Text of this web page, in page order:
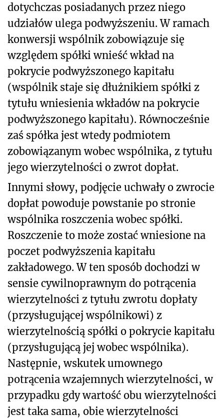
dotychczas posiadanych przez niego
udziałów ulega podwyższeniu. W ramach
konwersji wspólnik zobowiązuje się
względem spółki wnieść wkład na
pokrycie podwyższonego kapitału
(wspólnik staje się dłużnikiem spółki z
tytułu wniesienia wkładów na pokrycie
podwyższonego kapitału). Równocześnie
zaś spółka jest wtedy podmiotem
zobowiązanym wobec wspólnika, z tytułu
jego wierzytelności o zwrot dopłat.
Innymi słowy, podjęcie uchwały o zwrocie
dopłat powoduje powstanie po stronie
wspólnika roszczenia wobec spółki.
Roszczenie to może zostać wniesione na
poczet podwyższenia kapitału
zakładowego. W ten sposób dochodzi w
sensie cywilnoprawnym do potrącenia
wierzytelności z tytułu zwrotu dopłaty
(przysługującej wspólnikowi) z
wierzytelnością spółki o pokrycie kapitału
(przysługującą jej wobec wspólnika).
Następnie, wskutek umownego
potrącenia wzajemnych wierzytelności, w
przypadku gdy wartość obu wierzytelności
jest taka sama, obie wierzytelności